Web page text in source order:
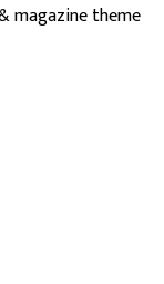
magazine theme